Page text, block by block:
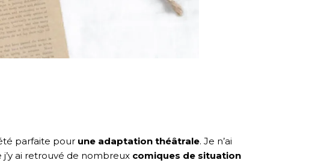
parfaite pour une adaptation théâtrale. Je n’ai
ai retrouvé de nombreux comiques de situation